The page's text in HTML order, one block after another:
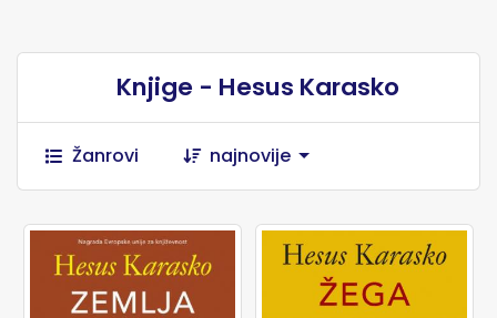
Knjige - Hesus Karasko
Žanrovi najnovije